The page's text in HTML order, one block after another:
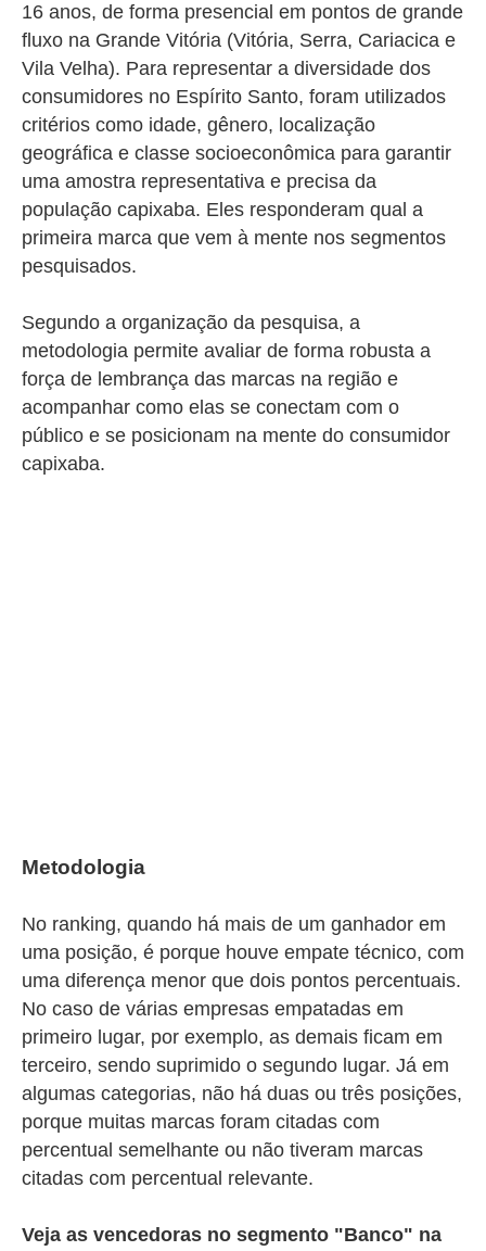
16 anos, de forma presencial em pontos de grande
fluxo na Grande Vitória (Vitória, Serra, Cariacica e
Vila Velha). Para representar a diversidade dos
consumidores no Espírito Santo, foram utilizados
critérios como idade, gênero, localização
geográfica e classe socioeconômica para garantir
uma amostra representativa e precisa da
população capixaba. Eles responderam qual a
primeira marca que vem à mente nos segmentos
pesquisados.
Segundo a organização da pesquisa, a
metodologia permite avaliar de forma robusta a
força de lembrança das marcas na região e
acompanhar como elas se conectam com o
público e se posicionam na mente do consumidor
capixaba.
Metodologia
No ranking, quando há mais de um ganhador em
uma posição, é porque houve empate técnico, com
uma diferença menor que dois pontos percentuais.
No caso de várias empresas empatadas em
primeiro lugar, por exemplo, as demais ficam em
terceiro, sendo suprimido o segundo lugar. Já em
algumas categorias, não há duas ou três posições,
porque muitas marcas foram citadas com
percentual semelhante ou não tiveram marcas
citadas com percentual relevante.
Veja as vencedoras no segmento "Banco" na